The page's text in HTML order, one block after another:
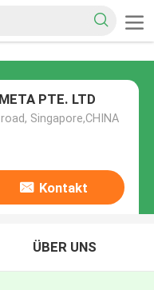
PTE. LTD
Singapore,CHINA
Kontakt
ÜBER UNS